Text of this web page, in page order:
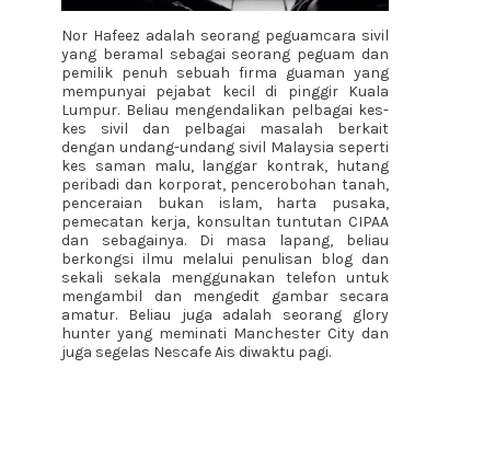
Nor Hafeez adalah seorang peguamcara sivil
yang beramal sebagai seorang peguam dan
pemilik penuh sebuah firma guaman yang
mempunyai pejabat kecil di pinggir Kuala
Lumpur. Beliau mengendalikan pelbagai kes-
kes sivil dan pelbagai masalah berkait
dengan undang-undang sivil Malaysia seperti
kes saman malu, langgar kontrak, hutang
peribadi dan korporat, pencerobohan tanah,
penceraian bukan islam, harta pusaka,
pemecatan kerja, konsultan tuntutan CIPAA
dan sebagainya. Di masa lapang, beliau
berkongsi ilmu melalui penulisan blog dan
sekali sekala menggunakan telefon untuk
mengambil dan mengedit gambar secara
amatur. Beliau juga adalah seorang glory
hunter yang meminati Manchester City dan
juga segelas Nescafe Ais diwaktu pagi.